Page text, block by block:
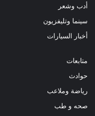
أدب وشعر
سينما وتليفزيون
أخبار السيارات
متابعات
حوادث
رياضة وملاعب
صحه و طب